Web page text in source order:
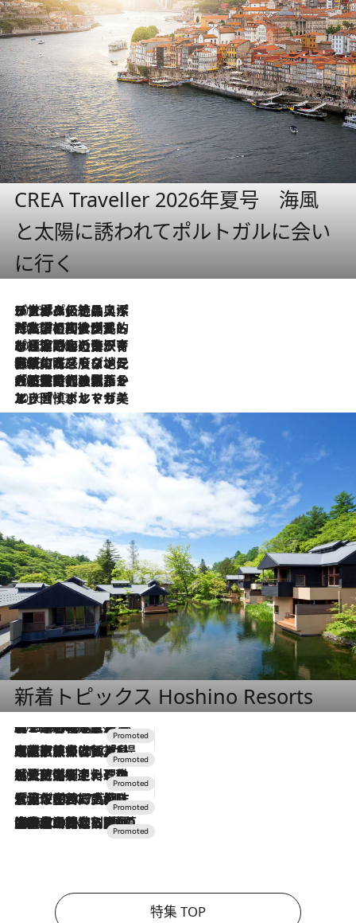
CREA Traveller 2026年夏号 海風
と太陽に誘われてポルトガルに会い
に行く
2026.8.8
リスボンの絶品スイーツ「パステル・デ・ナタ」とは？ポルトガル伝統の奥深い世界へ
2026.7.27
「私の祖国はポルトガル語です」国民的詩人フェルナンド・ペソアと、彼が愛した文学の街を歩く
2026.7.26
ポルトガル近海が育む極上の海の幸。キリリと冷えた白ワインと愉しむ、シーフード専門店の贅沢
2026.7.22
伝統の味をモダンに昇華。高感度な地元客が集う、リスボンの最旬ガストロノミー
2026.7.21
大航海時代の栄華から、震災、独裁、そして革命へ。ポルトガル・首都リスボンの石畳に刻まれた「歴史の光と影」
2026.7.13
エッセイ・ヤマザキマリ「慎ましくも美しき国 ポルトガル」
新着トピックス Hoshino Resorts
2026.8.7
【トンボの足水浴】ヒノキの香りに包まれて涼感マックス！約13℃の湧水かけ流しを避暑地「星野温泉 トンボの湯」で体験
2026.7.31
【ホテル帰省】という選択肢をOMOが提案。家族とほどよい距離を保つには「昼は実家、夜は気兼ねなくホテルで！」
2026.7.24
【夏限定ディナーコース】旬を迎える稚鮎や花ズッキーニなどをイタリア・トスカーナの郷土料理の手法で満喫！
2026.7.17
「土佐和ハーブかき氷」がOMO7高知に登場！生姜、山椒、大葉など目にも舌にも涼を呼ぶ郷土の味
2026.7.10
NEW OPEN！【界 草津】名湯の地に誕生。趣の異なる2種の温泉と上州ならではの会席・蕎麦割烹など美食を味わう究極の癒やし旅
特集 TOP